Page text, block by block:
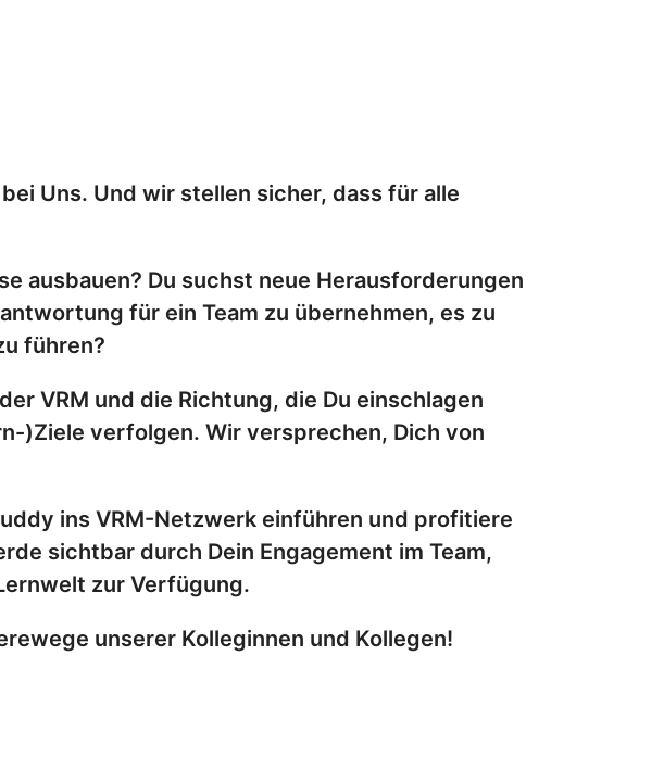
Uns. Und wir stellen sicher, dass für alle
ausbauen? Du suchst neue Herausforderungen
für ein Team zu übernehmen, es zu
führen?
VRM und die Richtung, die Du einschlagen
)Ziele verfolgen. Wir versprechen, Dich von
ins VRM-Netzwerk einführen und profitiere
sichtbar durch Dein Engagement im Team,
zur Verfügung.
unserer Kolleginnen und Kollegen!